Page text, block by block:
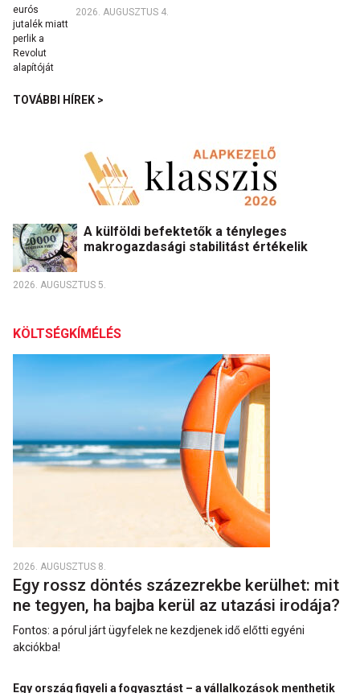
2026. AUGUSZTUS 4.
TOVÁBBI HÍREK >
A külföldi befektetők a tényleges
makrogazdasági stabilitást értékelik
2026. AUGUSZTUS 5.
KÖLTSÉGKÍMÉLÉS
2026. AUGUSZTUS 8.
Egy rossz döntés százezrekbe kerülhet: mit
ne tegyen, ha bajba kerül az utazási irodája?
Fontos: a pórul járt ügyfelek ne kezdjenek idő előtti egyéni
akciókba!
Egy ország figyeli a fogyasztást – a vállalkozások menthetik